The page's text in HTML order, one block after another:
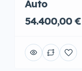
Auto
54.400,00 €